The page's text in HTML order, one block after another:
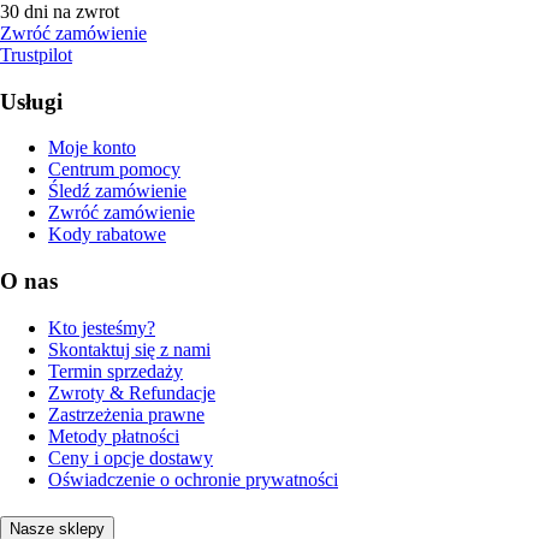
30 dni na zwrot
Zwróć zamówienie
Trustpilot
Usługi
Moje konto
Centrum pomocy
Śledź zamówienie
Zwróć zamówienie
Kody rabatowe
O nas
Kto jesteśmy?
Skontaktuj się z nami
Termin sprzedaży
Zwroty & Refundacje
Zastrzeżenia prawne
Metody płatności
Ceny i opcje dostawy
Oświadczenie o ochronie prywatności
Nasze sklepy